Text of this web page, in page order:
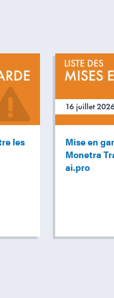
les
16 juillet
Mise en
Monetra
ai.pro